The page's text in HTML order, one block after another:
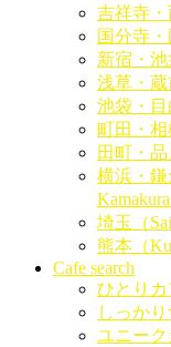
吉祥寺
国分寺
新宿・
浅草・
池袋・
町田・
田町・
横浜・鎌
埼玉（
熊本（
Cafe search
ひとりカ
しっかり
ユニーク